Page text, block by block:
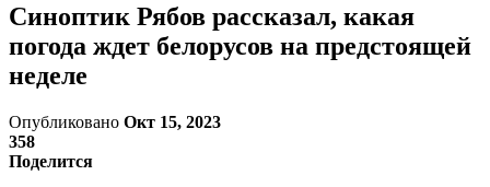
Синоптик Рябов рассказал, какая
погода ждет белорусов на предстоящей
неделе
Опубликовано Окт 15, 2023
358
Поделится